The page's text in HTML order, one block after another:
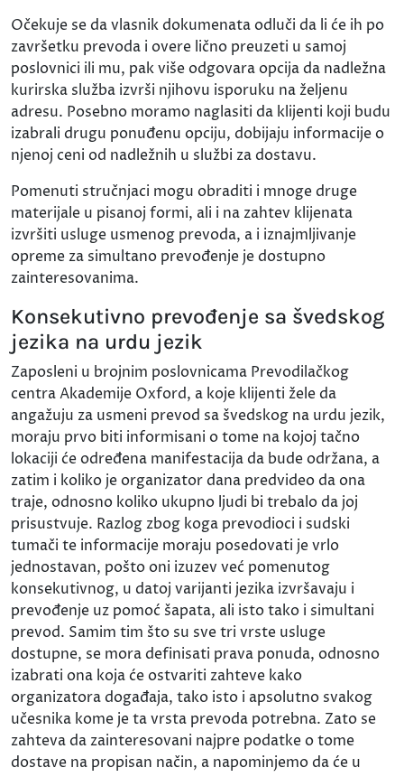
Očekuje se da vlasnik dokumenata odluči da li će ih po
završetku prevoda i overe lično preuzeti u samoj
poslovnici ili mu, pak više odgovara opcija da nadležna
kurirska služba izvrši njihovu isporuku na željenu
adresu. Posebno moramo naglasiti da klijenti koji budu
izabrali drugu ponuđenu opciju, dobijaju informacije o
njenoj ceni od nadležnih u službi za dostavu.
Pomenuti stručnjaci mogu obraditi i mnoge druge
materijale u pisanoj formi, ali i na zahtev klijenata
izvršiti usluge usmenog prevoda, a i iznajmljivanje
opreme za simultano prevođenje je dostupno
zainteresovanima.
Konsekutivno prevođenje sa švedskog
jezika na urdu jezik
Zaposleni u brojnim poslovnicama Prevodilačkog
centra Akademije Oxford, a koje klijenti žele da
angažuju za usmeni prevod sa švedskog na urdu jezik,
moraju prvo biti informisani o tome na kojoj tačno
lokaciji će određena manifestacija da bude održana, a
zatim i koliko je organizator dana predvideo da ona
traje, odnosno koliko ukupno ljudi bi trebalo da joj
prisustvuje. Razlog zbog koga prevodioci i sudski
tumači te informacije moraju posedovati je vrlo
jednostavan, pošto oni izuzev već pomenutog
konsekutivnog, u datoj varijanti jezika izvršavaju i
prevođenje uz pomoć šapata, ali isto tako i simultani
prevod. Samim tim što su sve tri vrste usluge
dostupne, se mora definisati prava ponuda, odnosno
izabrati ona koja će ostvariti zahteve kako
organizatora događaja, tako isto i apsolutno svakog
učesnika kome je ta vrsta prevoda potrebna. Zato se
zahteva da zainteresovani najpre podatke o tome
dostave na propisan način, a napominjemo da će u